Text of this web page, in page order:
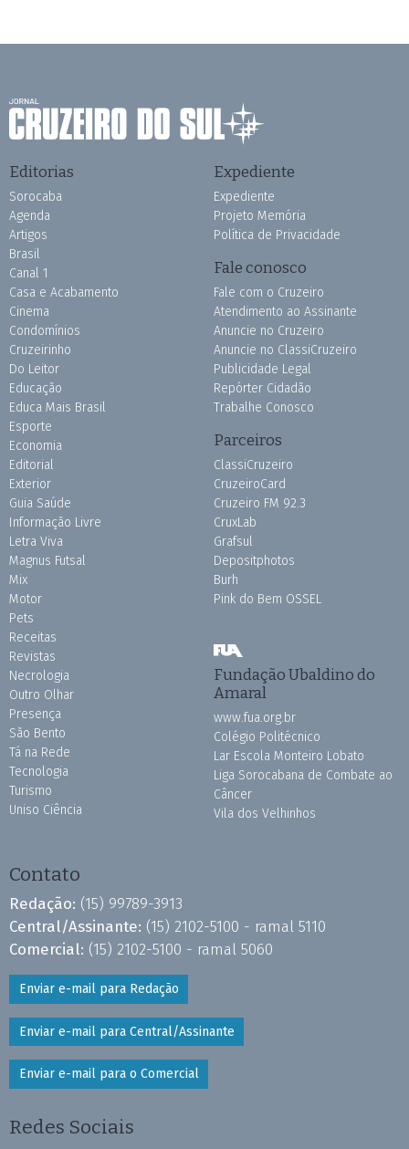
Editorias
Sorocaba
Agenda
Artigos
Brasil
Canal 1
Casa e Acabamento
Cinema
Condomínios
Cruzeirinho
Do Leitor
Educação
Educa Mais Brasil
Esporte
Economia
Editorial
Exterior
Guia Saúde
Informação Livre
Letra Viva
Magnus Futsal
Mix
Motor
Pets
Receitas
Revistas
Necrologia
Outro Olhar
Presença
São Bento
Tá na Rede
Tecnologia
Turismo
Uniso Ciência
Expediente
Expediente
Projeto Memória
Política de Privacidade
Fale conosco
Fale com o Cruzeiro
Atendimento ao Assinante
Anuncie no Cruzeiro
Anuncie no ClassiCruzeiro
Publicidade Legal
Repórter Cidadão
Trabalhe Conosco
Parceiros
ClassiCruzeiro
CruzeiroCard
Cruzeiro FM 92.3
CruxLab
Grafsul
Depositphotos
Burh
Pink do Bem OSSEL
Fundação Ubaldino do
Amaral
www.fua.org.br
Colégio Politécnico
Lar Escola Monteiro Lobato
Liga Sorocabana de Combate ao
Câncer
Vila dos Velhinhos
Contato
Redação: (15) 99789-3913
Central/Assinante: (15) 2102-5100 - ramal 5110
Comercial: (15) 2102-5100 - ramal 5060
Enviar e-mail para Redação
Enviar e-mail para Central/Assinante
Enviar e-mail para o Comercial
Redes Sociais